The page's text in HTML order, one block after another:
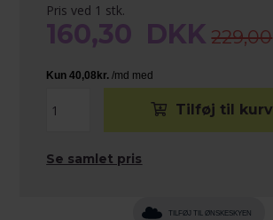
Pris ved 1 stk.
160,30 DKK 229,00
Se samlet pris
TILFØJ TIL ØNSKESKYEN